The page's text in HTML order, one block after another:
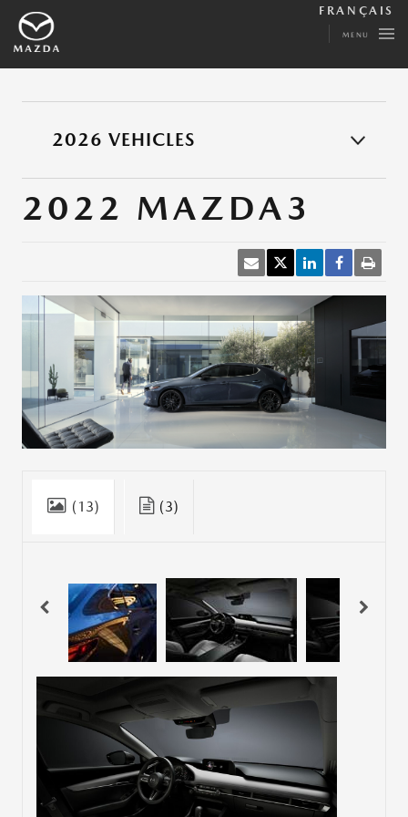
FRANÇAIS
MENU
2026 VEHICLES
2022 MAZDA3
(13) (3)